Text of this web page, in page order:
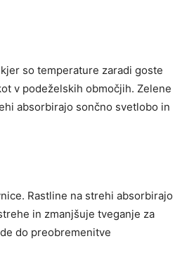
so temperature zaradi goste
v podeželskih območjih. Zelene
absorbirajo sončno svetlobo in
Rastline na strehi absorbirajo
in zmanjšuje tveganje za
do preobremenitve